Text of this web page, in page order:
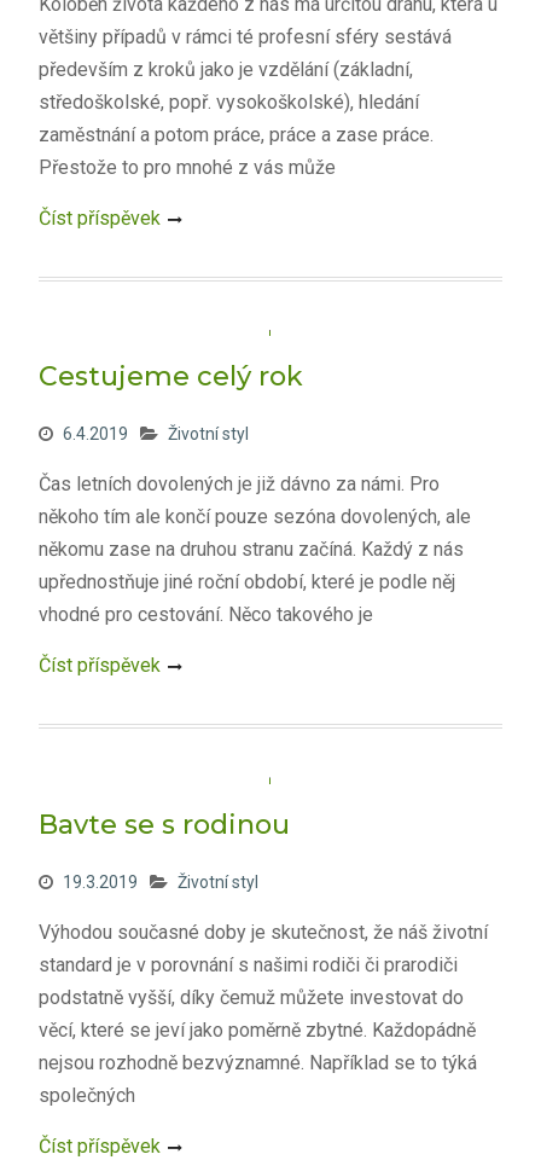
většiny případů v rámci té profesní sféry sestává
především z kroků jako je vzdělání (základní,
středoškolské, popř. vysokoškolské), hledání
zaměstnání a potom práce, práce a zase práce.
Přestože to pro mnohé z vás může
Číst příspěvek
Cestujeme celý rok
6.4.2019 Životní styl
Čas letních dovolených je již dávno za námi. Pro
někoho tím ale končí pouze sezóna dovolených, ale
někomu zase na druhou stranu začíná. Každý z nás
upřednostňuje jiné roční období, které je podle něj
vhodné pro cestování. Něco takového je
Číst příspěvek
Bavte se s rodinou
19.3.2019 Životní styl
Výhodou současné doby je skutečnost, že náš životní
standard je v porovnání s našimi rodiči či prarodiči
podstatně vyšší, díky čemuž můžete investovat do
věcí, které se jeví jako poměrně zbytné. Každopádně
nejsou rozhodně bezvýznamné. Například se to týká
společných
Číst příspěvek